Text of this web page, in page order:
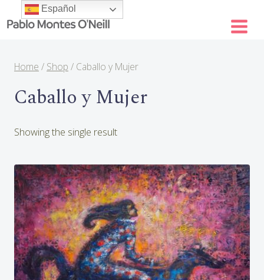
to
Home / Shop / Caballo y Mujer
Caballo y Mujer
Showing the single result
Español